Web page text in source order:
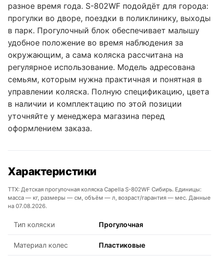
разное время года. S-802WF подойдёт для города:
прогулки во дворе, поездки в поликлинику, выходы
в парк. Прогулочный блок обеспечивает малышу
удобное положение во время наблюдения за
окружающим, а сама коляска рассчитана на
регулярное использование. Модель адресована
семьям, которым нужна практичная и понятная в
управлении коляска. Полную спецификацию, цвета
в наличии и комплектацию по этой позиции
уточняйте у менеджера магазина перед
оформлением заказа.
Характеристики
ТТХ: Детская прогулочная коляска Capella S-802WF Сибирь. Единицы:
масса — кг, размеры — см, объём — л, возраст/гарантия — мес. Данные
на 07.08.2026.
Тип коляски Прогулочная
Материал колес Пластиковые